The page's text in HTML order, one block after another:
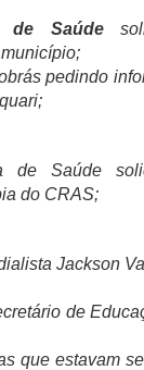
de Saúde
pedindo
de Saúde
do CRAS;
Jackson
de
que estavam